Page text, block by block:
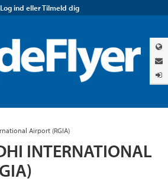
Log ind eller Tilmeld dig
Airport (RGIA)
INTERNATIONAL